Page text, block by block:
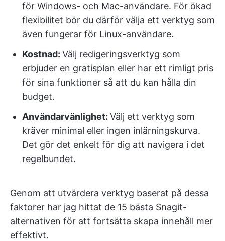
för Windows- och Mac-användare. För ökad
flexibilitet bör du därför välja ett verktyg som
även fungerar för Linux-användare.
Kostnad: Välj redigeringsverktyg som
erbjuder en gratisplan eller har ett rimligt pris
för sina funktioner så att du kan hålla din
budget.
Användarvänlighet: Välj ett verktyg som
kräver minimal eller ingen inlärningskurva.
Det gör det enkelt för dig att navigera i det
regelbundet.
Genom att utvärdera verktyg baserat på dessa
faktorer har jag hittat de 15 bästa Snagit-
alternativen för att fortsätta skapa innehåll mer
effektivt.